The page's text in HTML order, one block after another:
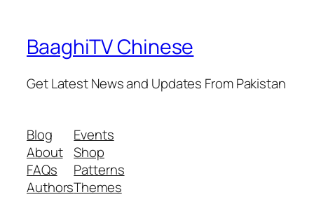
BaaghiTV Chinese
Get Latest News and Updates From Pakistan
Blog
About
FAQs
Authors
Events
Shop
Patterns
Themes